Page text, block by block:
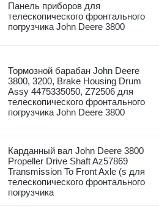
Панель приборов для
телескопического фронтального
погрузчика John Deere 3800
Тормозной барабан John Deere
3800, 3200, Brake Housing Drum
Assy 4475335050, Z72506 для
телескопического фронтального
погрузчика John Deere 3800
Карданный вал John Deere 3800
Propeller Drive Shaft Az57869
Transmission To Front Axle (s для
телескопического фронтального
погрузчика